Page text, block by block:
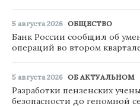
5 августа 2026 ОБЩЕСТВО
Банк России сообщил об
операций во втором
5 августа 2026 ОБ АКТУАЛЬНОМ
Разработки пензенских
безопасности до геномной